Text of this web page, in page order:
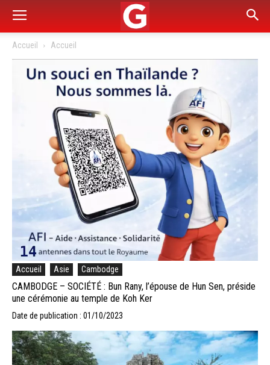
Accueil Accueil
Accueil Asie Cambodge
CAMBODGE – SOCIÉTÉ : Bun Rany, l’épouse de Hun Sen, préside
une cérémonie au temple de Koh Ker
Date de publication : 01/10/2023